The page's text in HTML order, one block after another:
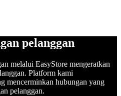
pelanggan
melalui EasyStore mengeratkan
Platform kami
mencerminkan hubungan yang
pelanggan.